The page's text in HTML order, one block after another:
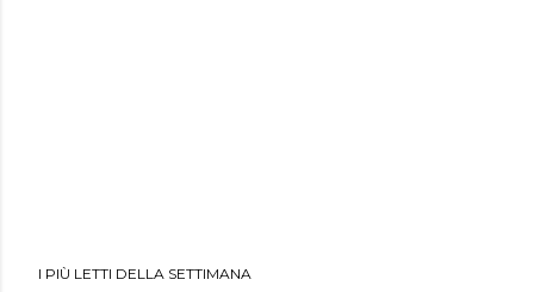
I PIÙ LETTI DELLA SETTIMANA